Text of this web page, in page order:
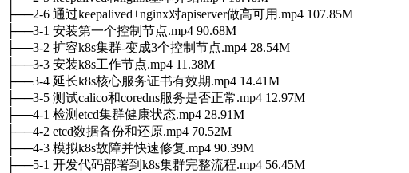
├──2-6 通过keepalived+nginx对apiserver做高可用.mp4 107.85M
├──3-1 安装第一个控制节点.mp4 90.68M
├──3-2 扩容k8s集群-变成3个控制节点.mp4 28.54M
├──3-3 安装k8s工作节点.mp4 11.38M
├──3-4 延长k8s核心服务证书有效期.mp4 14.41M
├──3-5 测试calico和coredns服务是否正常.mp4 12.97M
├──4-1 检测etcd集群健康状态.mp4 28.91M
├──4-2 etcd数据备份和还原.mp4 70.52M
├──4-3 模拟k8s故障并快速修复.mp4 90.39M
├──5-1 开发代码部署到k8s集群完整流程.mp4 56.45M